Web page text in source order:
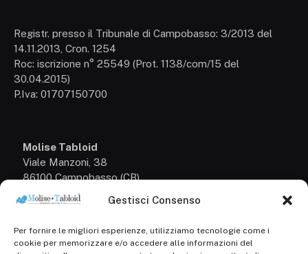
Gestisci Consenso
Per fornire le migliori esperienze, utilizziamo tecnologie come i
cookie per memorizzare e/o accedere alle informazioni del
Registr. presso il Tribunale di Campobasso: 3/2013 del
14.11.2013, Cron. 1254
Roc: iscrizione n° 25549 (Prot. 1138/com/15 del
30.04.2015)
P.Iva: 01707150700
Molise Tabloid
Viale Manzoni, 38
86100 Campobasso (CB)
+39 3333169466
Scrivici a: